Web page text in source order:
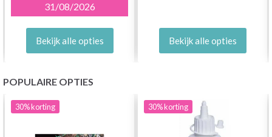
31/08/2026
Bekijk alle opties Bekijk alle opties
POPULAIRE OPTIES
30%korting 30%korting